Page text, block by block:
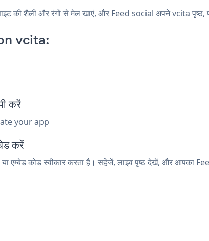
की शैली और रंगों से मेल खाएं, और Feed social अपने vcita पृष्ठ,
vcita:
करें
your app
करें
एम्बेड कोड स्वीकार करता है। सहेजें, लाइव पृष्ठ देखें, और आपका